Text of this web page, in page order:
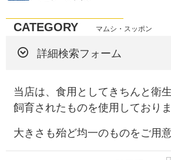
CATEGORY マムシ・スッポン
詳細検索フォーム
当店は、食用としてきちんと衛
飼育されたものを使用しておりま
大きさも殆ど均一のものをご用